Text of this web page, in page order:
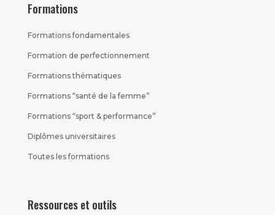
Formations
Formations fondamentales
Formation de perfectionnement
Formations thématiques
Formations “santé de la femme”
Formations “sport & performance”
Diplômes universitaires
Toutes les formations
Ressources et outils